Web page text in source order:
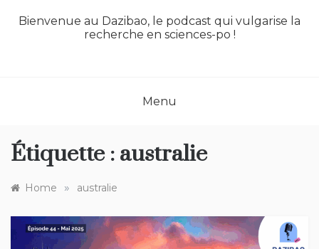
Bienvenue au Dazibao, le podcast qui vulgarise la
recherche en sciences-po !
Menu
Étiquette : australie
Home » australie